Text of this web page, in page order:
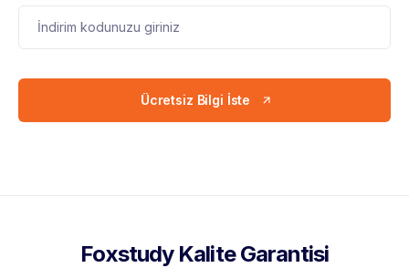
Ücretsiz Bilgi İste
Foxstudy Kalite Garantisi